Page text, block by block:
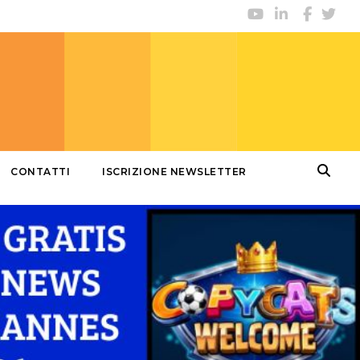
CONTATTI ISCRIZIONE NEWSLETTER